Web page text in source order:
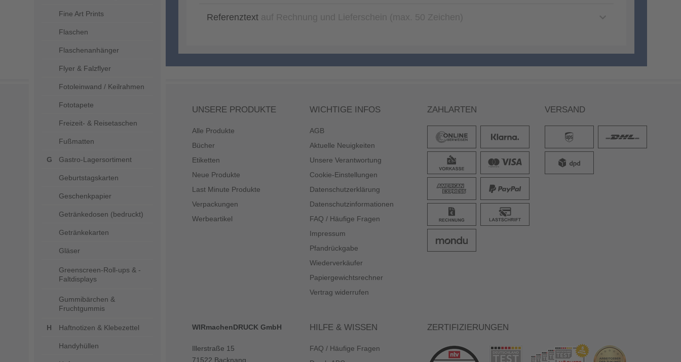
Fine Art Prints
Flaschen
Flaschenanhänger
Flyer & Falzflyer
Fotoleinwand / Keilrahmen
Fototapete
Freizeit- & Reisetaschen
Fußmatten
Gastro-Lagersortiment
Geburtstagskarten
Geschenkpapier
Getränkedosen (bedruckt)
Getränkekarten
Gläser
Greenscreen-Roll-ups & -
Faltdisplays
Gummibärchen &
Fruchtgummis
Haftnotizen & Klebezettel
Handyhüllen
Referenztext
UNSERE PRODUKTE
Alle Produkte
Bücher
Etiketten
Neue Produkte
Last Minute Produkte
Verpackungen
Werbeartikel
WICHTIGE INFOS
AGB
Aktuelle Neuigkeiten
Unsere Verantwortung
Cookie-Einstellungen
Datenschutzerklärung
Datenschutzinformationen
FAQ / Häufige Fragen
Impressum
Pfandrückgabe
Wiederverkäufer
Papiergewichtsrechner
Vertrag widerrufen
ZAHLARTEN VERSAND
WIRmachenDRUCK GmbH
Illerstraße 15
71522 Backnang
HILFE & WISSEN
FAQ / Häufige Fragen
ZERTIFIZIERUNGEN